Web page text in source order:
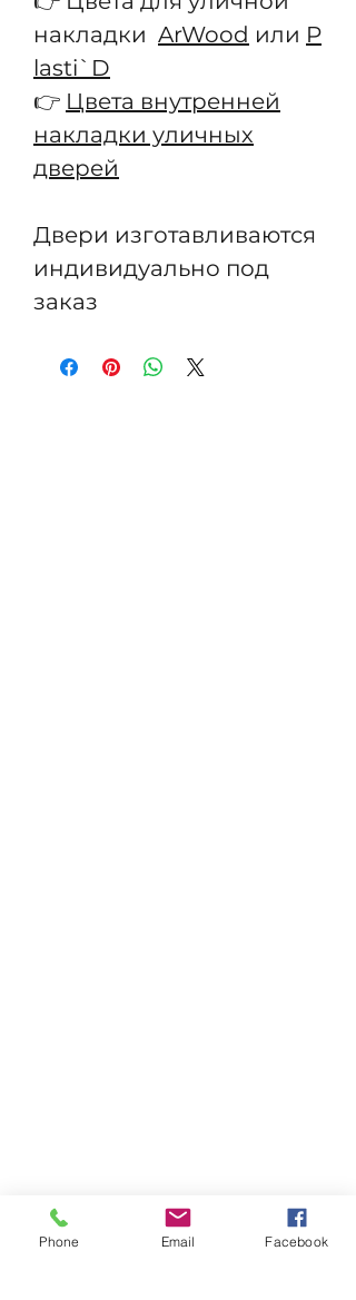
накладки ArWood или P
lasti`D
👉 Цвета внутренней
накладки уличных
дверей
Двери изготавливаются
индивидуально под
заказ
Phone Email Facebook